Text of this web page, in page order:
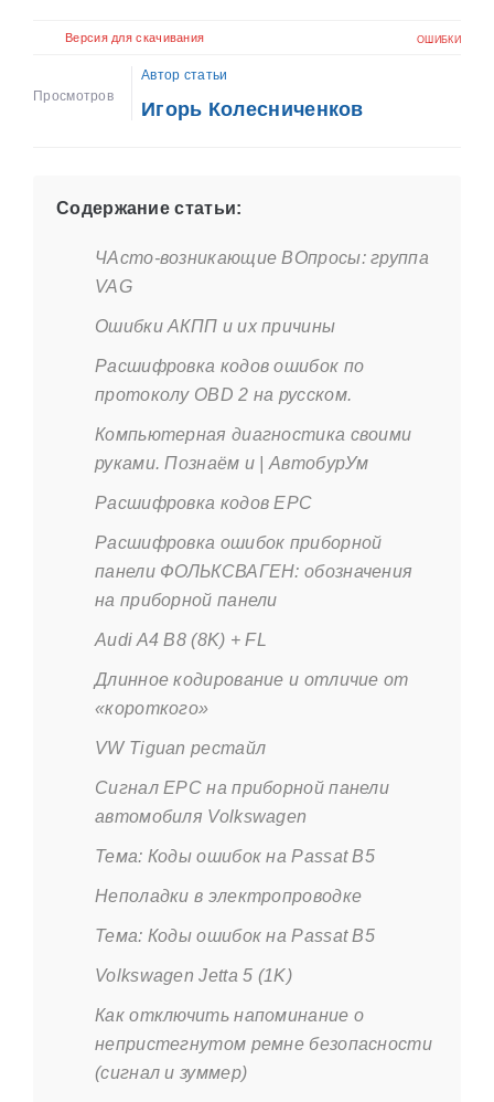
Версия для скачивания ОШИБКИ
Просмотров
Автор статьи
Игорь Колесниченков
Содержание статьи:
ЧАсто-возникающие ВОпросы: группа
VAG
Ошибки АКПП и их причины
Расшифровка кодов ошибок по
протоколу OBD 2 на русском.
Компьютерная диагностика своими
руками. Познаём и | АвтобурУм
Расшифровка кодов ЕРС
Расшифровка ошибок приборной
панели ФОЛЬКСВАГЕН: обозначения
на приборной панели
Audi A4 B8 (8K) + FL
Длинное кодирование и отличие от
«короткого»
VW Tiguan рестайл
Сигнал ЕРС на приборной панели
автомобиля Volkswagen
Тема: Коды ошибок на Passat B5
Неполадки в электропроводке
Тема: Коды ошибок на Passat B5
Volkswagen Jetta 5 (1K)
Как отключить напоминание о
непристегнутом ремне безопасности
(сигнал и зуммер)